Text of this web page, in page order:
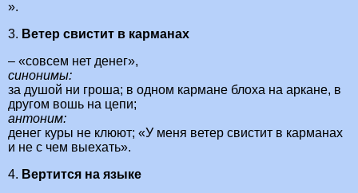
».
3. Ветер свистит в карманах
– «совсем нет денег»,
синонимы:
за душой ни гроша; в одном кармане блоха на аркане, в
другом вошь на цепи;
антоним:
денег куры не клюют; «У меня ветер свистит в карманах
и не с чем выехать».
4. Вертится на языке